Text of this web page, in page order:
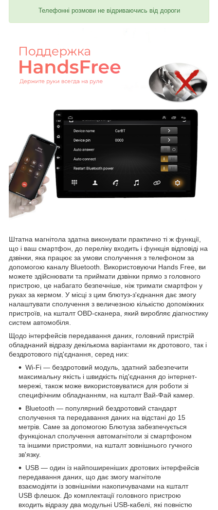
Телефонні розмови не відриваючись від дороги
Штатна магнітола здатна виконувати практично ті ж функції,
що і ваш смартфон, до переліку входить і функція відповіді на
дзвінки, яка працює за умови сполучення з телефоном за
допомогою каналу Bluetooth. Використовуючи Hands Free, ви
можете здійснювати та приймати дзвінки прямо з головного
пристрою, це набагато безпечніше, ніж тримати смартфон у
руках за кермом. У місці з цим блютуз-з'єднання дає змогу
налаштувати сполучення з величезною кількістю допоміжних
пристроїв, на кшталт OBD-сканера, який виробляє діагностику
систем автомобіля.
Щодо інтерфейсів передавання даних, головний пристрій
обладнаний відразу декількома варіантами як дротового, так і
бездротового під'єднання, серед них:
Wi-Fi — бездротовий модуль, здатний забезпечити
максимальну якість і швидкість під'єднання до інтернет-
мережі, також може використовуватися для роботи зі
специфічним обладнанням, на кшталт Вай-Фай камер.
Bluetooth — популярний бездротовий стандарт
сполучення та передавання даних на відстані до 15
метрів. Саме за допомогою Блютуза забезпечується
функціонал сполучення автомагнітоли зі смартфоном
та іншими пристроями, на кшталт зовнішнього гучного
зв'язку.
USB — один із найпоширеніших дротових інтерфейсів
передавання даних, що дає змогу магнітоле
взаємодіяти із зовнішніми накопичувачами на кшталт
USB флешок. До комплектації головного пристрою
входить відразу два модульні USB-кабелі, які повністю